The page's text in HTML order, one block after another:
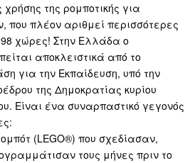
της ρομποτικής για
που πλέον αριθμεί περισσότερες
χώρες! Στην Ελλάδα ο
αποκλειστικά από το
για την Εκπαίδευση, υπό την
της Δημοκρατίας κυρίου
Είναι ένα συναρπαστικό γεγονός
(LEGO®) που σχεδίασαν,
τους μήνες πριν το